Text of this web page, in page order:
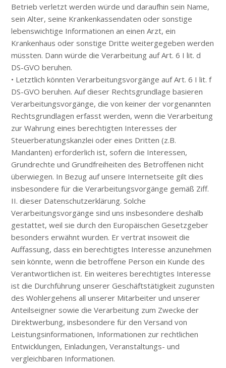
Betrieb verletzt werden würde und daraufhin sein Name,
sein Alter, seine Krankenkassendaten oder sonstige
lebenswichtige Informationen an einen Arzt, ein
Krankenhaus oder sonstige Dritte weitergegeben werden
müssten. Dann würde die Verarbeitung auf Art. 6 I lit. d
DS-GVO beruhen.
• Letztlich könnten Verarbeitungsvorgänge auf Art. 6 I lit. f
DS-GVO beruhen. Auf dieser Rechtsgrundlage basieren
Verarbeitungsvorgänge, die von keiner der vorgenannten
Rechtsgrundlagen erfasst werden, wenn die Verarbeitung
zur Wahrung eines berechtigten Interesses der
Steuerberatungskanzlei oder eines Dritten (z.B.
Mandanten) erforderlich ist, sofern die Interessen,
Grundrechte und Grundfreiheiten des Betroffenen nicht
überwiegen. In Bezug auf unsere Internetseite gilt dies
insbesondere für die Verarbeitungsvorgänge gemäß Ziff.
II. dieser Datenschutzerklärung. Solche
Verarbeitungsvorgänge sind uns insbesondere deshalb
gestattet, weil sie durch den Europäischen Gesetzgeber
besonders erwähnt wurden. Er vertrat insoweit die
Auffassung, dass ein berechtigtes Interesse anzunehmen
sein könnte, wenn die betroffene Person ein Kunde des
Verantwortlichen ist. Ein weiteres berechtigtes Interesse
ist die Durchführung unserer Geschäftstätigkeit zugunsten
des Wohlergehens all unserer Mitarbeiter und unserer
Anteilseigner sowie die Verarbeitung zum Zwecke der
Direktwerbung, insbesondere für den Versand von
Leistungsinformationen, Informationen zur rechtlichen
Entwicklungen, Einladungen, Veranstaltungs- und
vergleichbaren Informationen.